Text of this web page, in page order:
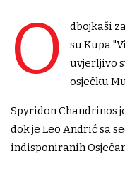
O
dbojkaši
su Kupa
uvjerljivo
osječku
Spyridon Chandrinos
dok je Leo Andrić sa
indisponiranih